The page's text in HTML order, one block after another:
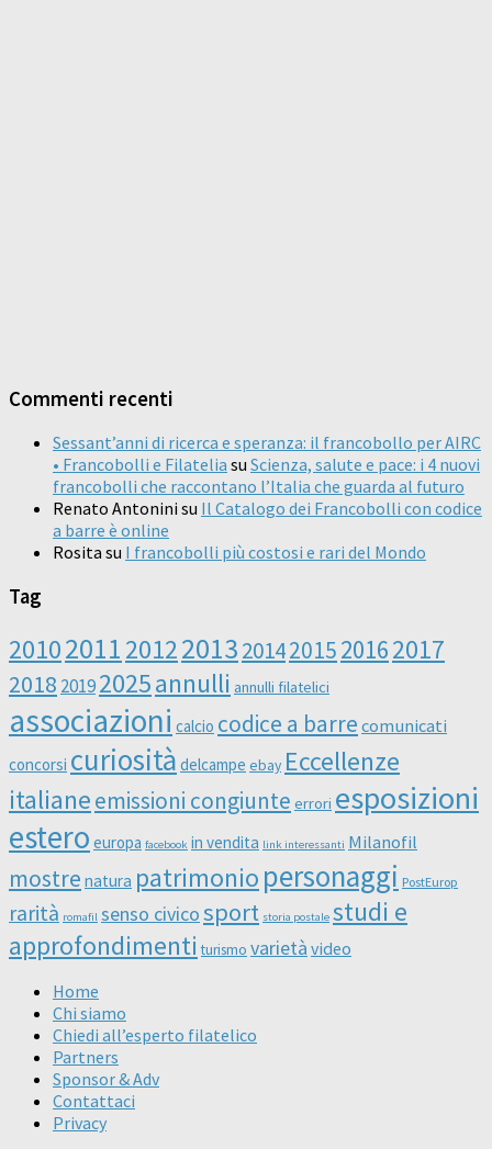
Commenti recenti
Sessant’anni di ricerca e speranza: il francobollo per AIRC
• Francobolli e Filatelia su Scienza, salute e pace: i 4 nuovi
francobolli che raccontano l’Italia che guarda al futuro
Renato Antonini su Il Catalogo dei Francobolli con codice
a barre è online
Rosita su I francobolli più costosi e rari del Mondo
Tag
20102011201220132014201520162017
2018 20192025annulli annulli filatelici
associazioni calcio codice a barre comunicati
concorsi curiosità delcampe ebay Eccellenze
italianeemissioni congiunte errori esposizioni
estero europa facebook in vendita link interessanti Milanofil
mostre natura patrimonio personaggi PostEurop
rarità romafil senso civicosport storia postale studi e
approfondimenti turismo varietà video
Home
Chi siamo
Chiedi all’esperto filatelico
Partners
Sponsor & Adv
Contattaci
Privacy